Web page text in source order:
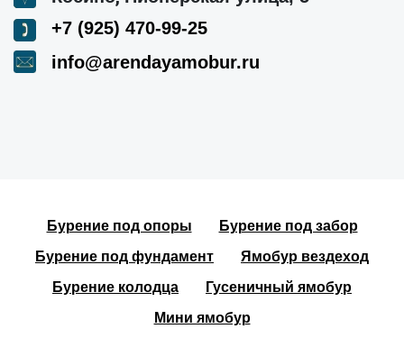
+7 (925) 470-99-25
info@arendayamobur.ru
Бурение под опоры
Бурение под забор
Бурение под фундамент
Ямобур вездеход
Бурение колодца
Гусеничный ямобур
Мини ямобур